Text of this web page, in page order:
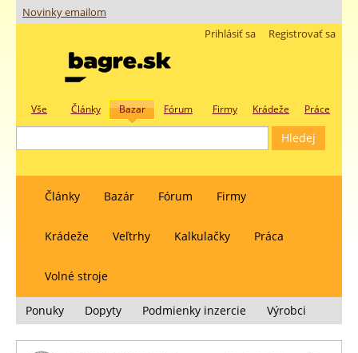
Novinky emailom
Registrovať sa
Prihlásiť sa
Vše Články Bazar Fórum Firmy Krádeže Práce
Články Bazár Fórum Firmy
Krádeže Veľtrhy Kalkulačky Práca
Volné stroje
Ponuky Dopyty Podmienky inzercie Výrobci